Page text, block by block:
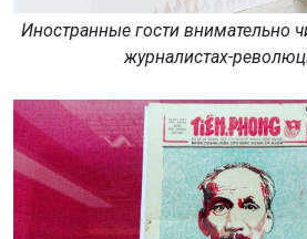
Иностранные гости внимательно
журналистах-